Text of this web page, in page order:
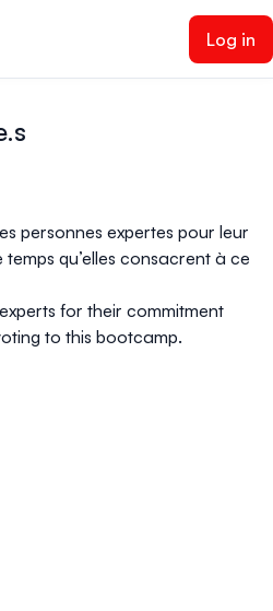
Log in
personnes expertes pour leur
qu’elles consacrent à ce
for their commitment
to this bootcamp.